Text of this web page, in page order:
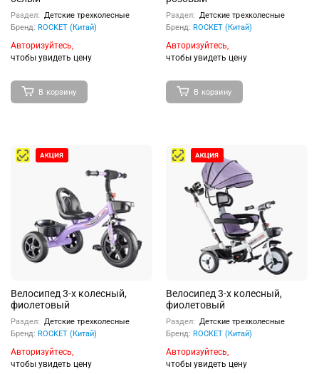
Раздел: Детские трехколесные
Бренд: ROCKET (Китай)
Авторизуйтесь,
чтобы увидеть цену
В корзину
Раздел: Детские трехколесные
Бренд: ROCKET (Китай)
Авторизуйтесь,
чтобы увидеть цену
В корзину
Велосипед 3-х колесный,
фиолетовый
Раздел: Детские трехколесные
Бренд: ROCKET (Китай)
Авторизуйтесь,
чтобы увидеть цену
Велосипед 3-х колесный,
фиолетовый
Раздел: Детские трехколесные
Бренд: ROCKET (Китай)
Авторизуйтесь,
чтобы увидеть цену